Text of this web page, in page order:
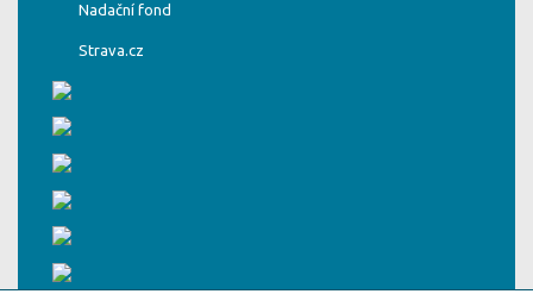
Nadační fond
Strava.cz